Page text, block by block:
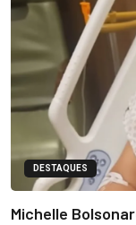
DESTAQUES
Michelle